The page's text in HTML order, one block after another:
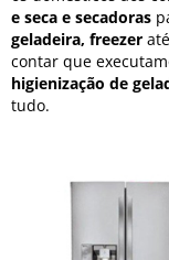
e seca e secadoras
geladeira, freezer até
contar que
higienização de
tudo.